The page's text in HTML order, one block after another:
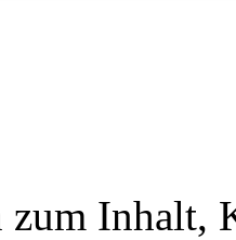
zum Inhalt,